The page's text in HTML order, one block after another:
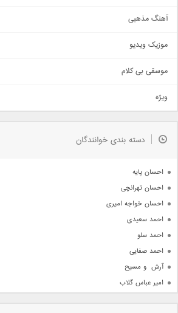
حماسی
سنتی
اهنگ بندرعباسی
دمو
مذهبی
جدیدترین ها
آهنگ مذهبی
موزیک ویدیو
موسقی بی کلام
ویژه
دسته بندی خوانندگان
احسان پایه
احسان تهرانچی
احسان خواجه امیری
احمد سعیدی
احمد سلو
احمد صفایی
آرش  و مسیح
امیر عباس گلاب